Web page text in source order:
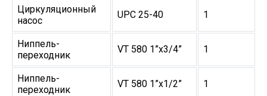
Циркуляционный
насос
UPC 25-40 1
Ниппель-
переходник
VT 580 1”х3/4” 1
Ниппель-
переходник
VT 580 1”х1/2” 1